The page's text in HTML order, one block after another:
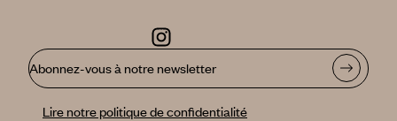
Abonnez-vous à notre newsletter
Lire notre politique de confidentialité